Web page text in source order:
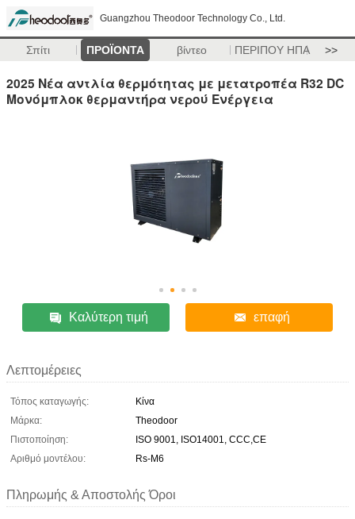
Guangzhou Theodoor Technology Co., Ltd.
Σπίτι ΠΡΟΪΟΝΤΑ βίντεο ΠΕΡΙΠΟΥ ΗΠΑ >>
2025 Νέα αντλία θερμότητας με μετατροπέα R32 DC
Μονόμπλοκ θερμαντήρα νερού Ενέργεια
Καλύτερη τιμή επαφή
Λεπτομέρειες
Τόπος καταγωγής:
Κίνα
Μάρκα:
Theodoor
Πιστοποίηση:
ISO 9001, ISO14001, CCC,CE
Αριθμό μοντέλου:
Rs-M6
Πληρωμής & Αποστολής Όροι